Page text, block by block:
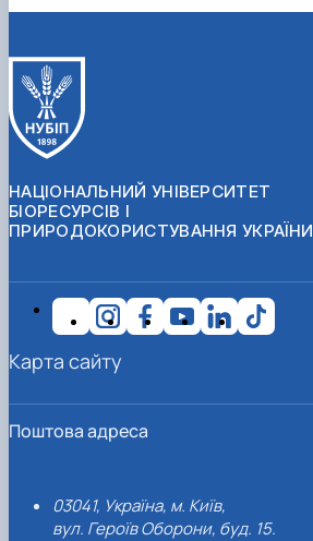
НАЦІОНАЛЬНИЙ УНІВЕРСИТЕТ
БІОРЕСУРСІВ І
ПРИРОДОКОРИСТУВАННЯ УКРАЇНИ
Поштова адреса
03041, Україна, м. Київ,
вул. Героїв Оборони, буд. 15.
Карта сайту